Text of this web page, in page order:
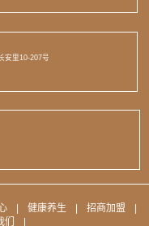
安里10-207号
健康养生 招商加盟
们